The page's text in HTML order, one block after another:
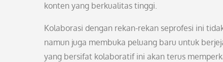
konten yang berkualitas tinggi.
Kolaborasi dengan rekan-rekan seprofesi ini
namun juga membuka peluang baru untuk
yang bersifat kolaboratif ini akan terus